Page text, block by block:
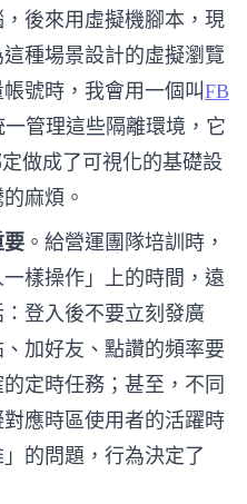
後來用虛擬機腳本，現
種場景設計的虛擬瀏覽
號時，我會用一個叫FB
一管理這些隔離環境，它
做成了可視化的基礎設
麻煩。
要 。給營運團隊培訓時，
樣操作」上的時間，遠
登入後不要立刻發廣
加好友、點讚的頻率要
定時任務；甚至，不同
應時區使用者的活躍時
的問題，行為決定了